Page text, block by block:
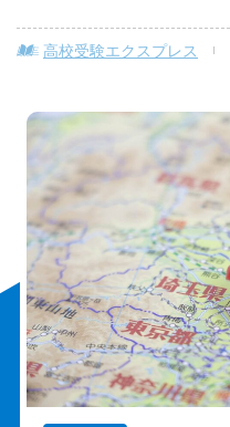
高校受験エクスプレス